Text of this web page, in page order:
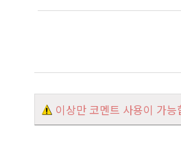
이상만 코멘트 사용이 가능